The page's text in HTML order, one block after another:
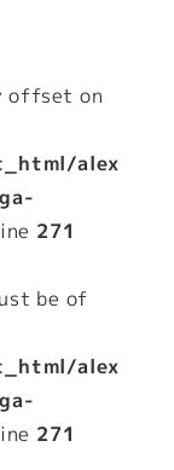
offset on
alex
271
be of
alex
271